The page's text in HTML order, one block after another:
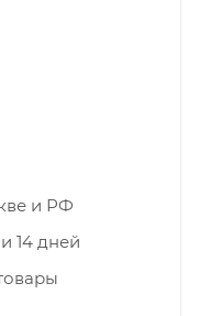
и РФ
14 дней